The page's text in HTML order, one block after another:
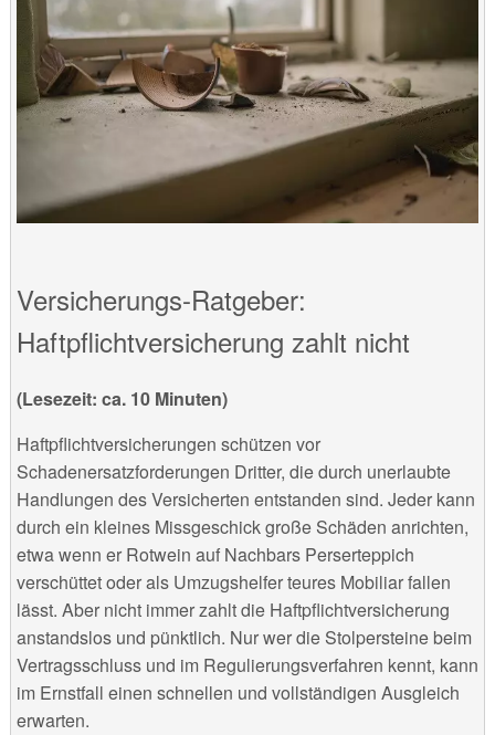
Versicherungs-Ratgeber:
Haftpflichtversicherung zahlt nicht
(Lesezeit: ca. 10 Minuten)
Haftpflichtversicherungen schützen vor
Schadenersatzforderungen Dritter, die durch unerlaubte
Handlungen des Versicherten entstanden sind. Jeder kann
durch ein kleines Missgeschick große Schäden anrichten,
etwa wenn er Rotwein auf Nachbars Perserteppich
verschüttet oder als Umzugshelfer teures Mobiliar fallen
lässt. Aber nicht immer zahlt die Haftpflichtversicherung
anstandslos und pünktlich. Nur wer die Stolpersteine beim
Vertragsschluss und im Regulierungsverfahren kennt, kann
im Ernstfall einen schnellen und vollständigen Ausgleich
erwarten.